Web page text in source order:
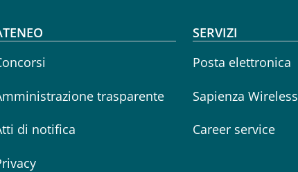
menu
trasparente
di notifica
SERVIZI
Posta elettronica
Sapienza Wireless
Career service